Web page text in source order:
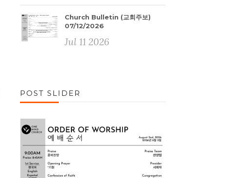
Church Bulletin (교회주보)
07/12/2026
Jul 11 2026
POST SLIDER